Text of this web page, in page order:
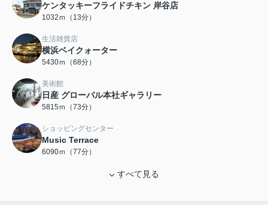
ケンタッキーフライドチキン 岸谷店
1032ｍ（13分）
生活雑貨店
横浜ベイクォーター
5430ｍ（68分）
美術館
日産 グローバル本社ギャラリー
5815ｍ（73分）
ショッピングセンター
Music Terrace
6090ｍ（77分）
すべて見る